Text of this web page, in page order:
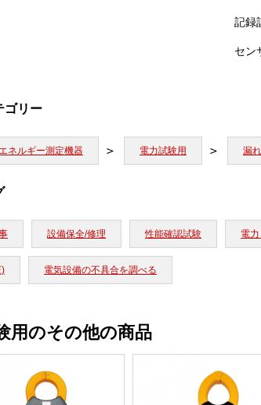
記録
セン
ゴリー
ネルギー測定機器 電力試験用 漏
設備保全/修理 性能確認試験 電
) 電気設備の不具合を調べる
用のその他の商品